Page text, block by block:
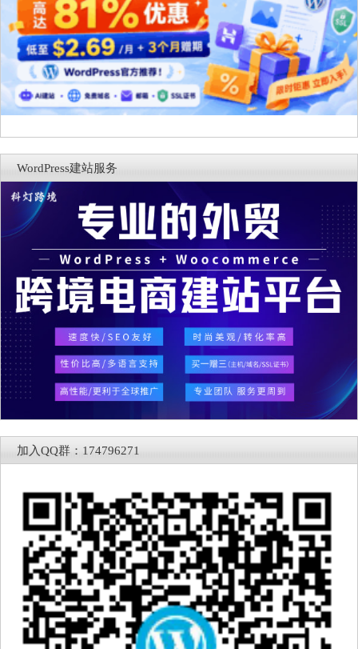
WordPress建站服务
加入QQ群：174796271